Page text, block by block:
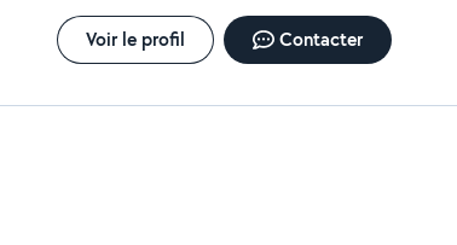
Voir le profil Contacter